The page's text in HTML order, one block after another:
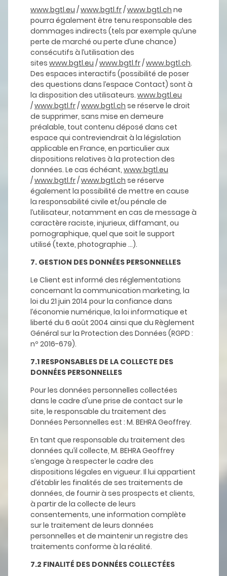
www.bgtl.eu /www.bgtl.fr/www.bgtl.ch ne
pourra également être tenu responsable des
dommages indirects (tels par exemple qu’une
perte de marché ou perte d’une chance)
consécutifs à l’utilisation des
sites www.bgtl.eu /www.bgtl.fr/www.bgtl.ch.
Des espaces interactifs (possibilité de poser
des questions dans l’espace Contact) sont à
la disposition des utilisateurs. www.bgtl.eu
/www.bgtl.fr/www.bgtl.ch se réserve le droit
de supprimer, sans mise en demeure
préalable, tout contenu déposé dans cet
espace qui contreviendrait à la législation
applicable en France, en particulier aux
dispositions relatives à la protection des
données. Le cas échéant, www.bgtl.eu
/www.bgtl.fr/www.bgtl.ch se réserve
également la possibilité de mettre en cause
la responsabilité civile et/ou pénale de
l’utilisateur, notamment en cas de message à
caractère raciste, injurieux, diffamant, ou
pornographique, quel que soit le support
utilisé (texte, photographie …).
7. GESTION DES DONNÉES PERSONNELLES
Le Client est informé des réglementations
concernant la communication marketing, la
loi du 21 juin 2014 pour la confiance dans
l’économie numérique, la loi informatique et
liberté du 6 août 2004 ainsi que du Règlement
Général sur la Protection des Données (RGPD :
nº 2016-679).
7.1 RESPONSABLES DE LA COLLECTE DES
DONNÉES PERSONNELLES
Pour les données personnelles collectées
dans le cadre d'une prise de contact sur le
site, le responsable du traitement des
Données Personnelles est : M. BEHRA Geoffrey.
En tant que responsable du traitement des
données qu’il collecte, M. BEHRA Geoffrey
s’engage à respecter le cadre des
dispositions légales en vigueur. Il lui appartient
d’établir les finalités de ses traitements de
données, de fournir à ses prospects et clients,
à partir de la collecte de leurs
consentements, une information complète
sur le traitement de leurs données
personnelles et de maintenir un registre des
traitements conforme à la réalité.
7.2 FINALITÉ DES DONNÉES COLLECTÉES